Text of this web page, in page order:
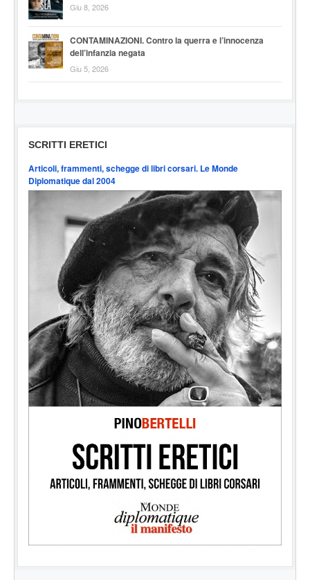
Giu 8, 2026
CONTAMINAZIONI. Contro la querra e l’innocenza
dell’infanzia negata
Giu 5, 2026
SCRITTI ERETICI
Articoli, frammenti, schegge di libri corsari. Le Monde
Diplomatique dal 2004